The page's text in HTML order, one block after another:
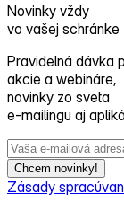
Novinky vždy
vo vašej schránke
Pravidelná dávka
akcie a webináre,
novinky zo sveta
e‑mailingu aj
Chcem novinky!
Zásady